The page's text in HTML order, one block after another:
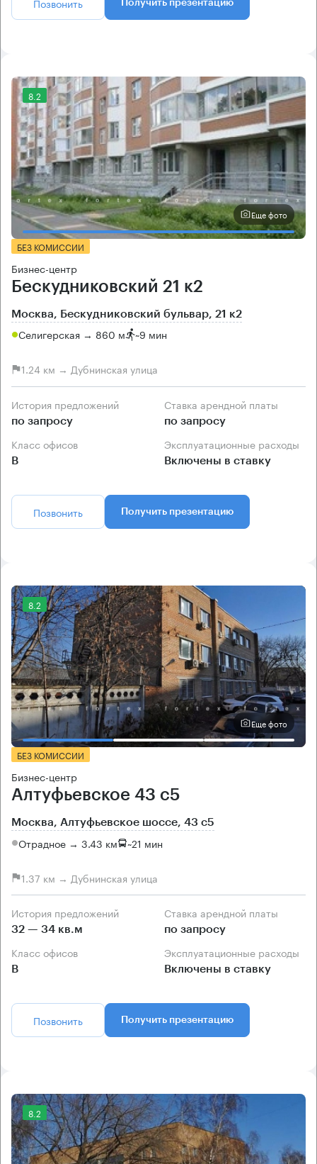
Получить презентацию
8.2
Еще фото
БЕЗ КОМИССИИ
Бизнес-центр
Бескудниковский 21 к2
Москва, Бескудниковский бульвар, 21 к2
Селигерская → 860 м ~9 мин
1.24 км → Дубнинская улица
История предложений
по запросу
Ставка арендной платы
по запросу
Класс офисов
B
Эксплуатационные расходы
Включены в ставку
Позвонить Получить презентацию
8.2
Еще фото
БЕЗ КОМИССИИ
Бизнес-центр
Алтуфьевское 43 с5
Москва, Алтуфьевское шоссе, 43 с5
Отрадное → 3.43 км ~21 мин
1.37 км → Дубнинская улица
История предложений
32 — 34 кв.м
Ставка арендной платы
по запросу
Класс офисов
B
Эксплуатационные расходы
Включены в ставку
Позвонить Получить презентацию
8.2